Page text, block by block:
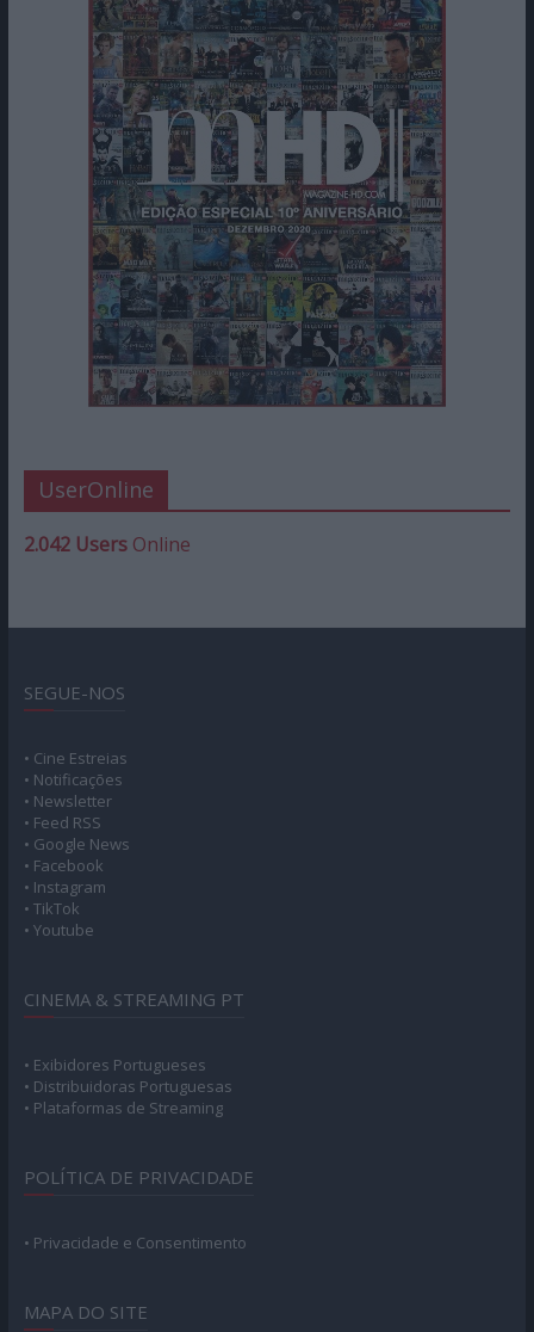
UserOnline
2.042 UsersOnline
SEGUE-NOS
• Cine Estreias
• Notificações
• Newsletter
• Feed RSS
• Google News
• Facebook
• Instagram
• TikTok
• Youtube
CINEMA & STREAMING PT
• Exibidores Portugueses
• Distribuidoras Portuguesas
• Plataformas de Streaming
POLÍTICA DE PRIVACIDADE
• Privacidade e Consentimento
MAPA DO SITE